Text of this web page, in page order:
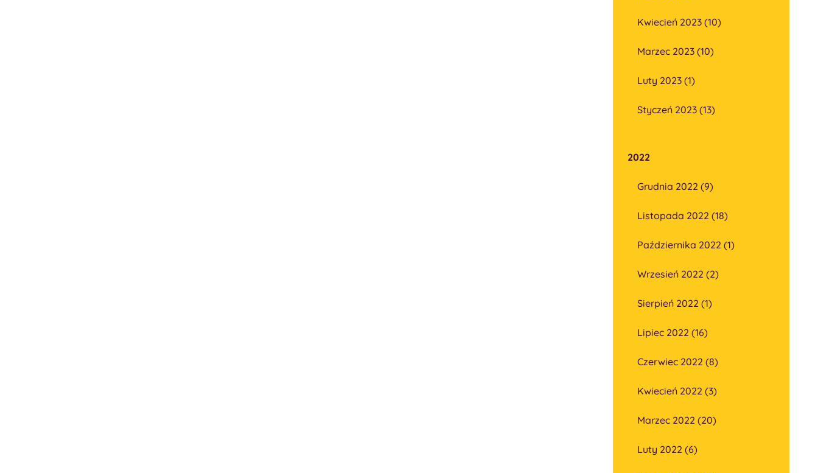
Kwiecień 2023 (10)
Marzec 2023 (10)
Luty 2023 (1)
Styczeń 2023 (13)
2022
Grudnia 2022 (9)
Listopada 2022 (18)
Października 2022 (1)
Wrzesień 2022 (2)
Sierpień 2022 (1)
Lipiec 2022 (16)
Czerwiec 2022 (8)
Kwiecień 2022 (3)
Marzec 2022 (20)
Luty 2022 (6)